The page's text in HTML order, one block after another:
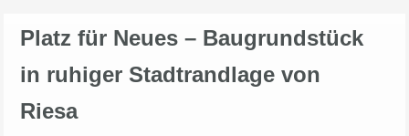
Platz für Neues – Baugrundstück
in ruhiger Stadtrandlage von
Riesa